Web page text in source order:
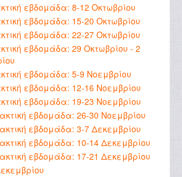
εβδομάδα: 8-12 Οκτωβρίου
εβδομάδα: 15-20 Οκτωβρίου
εβδομάδα: 22-27 Οκτωβρίου
εβδομάδα: 29 Οκτωβρίου - 2
εβδομάδα: 5-9 Νοεμβρίου
εβδομάδα: 12-16 Νοεμβρίου
εβδομάδα: 19-23 Νοεμβρίου
εβδομάδα: 26-30 Νοεμβρίου
εβδομάδα: 3-7 Δεκεμβρίου
εβδομάδα: 10-14 Δεκεμβρίου
εβδομάδα: 17-21 Δεκεμβρίου